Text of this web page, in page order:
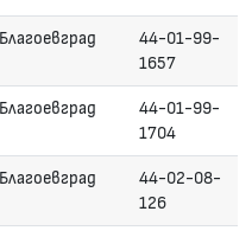
Благоевград
44-01-99-
1657
Благоевград
44-01-99-
1704
Благоевград
44-02-08-
126